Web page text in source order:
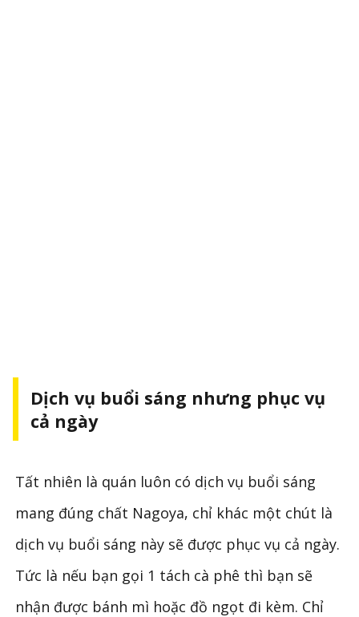
Dịch vụ buổi sáng nhưng phục vụ
cả ngày
Tất nhiên là quán luôn có dịch vụ buổi sáng
mang đúng chất Nagoya, chỉ khác một chút là
dịch vụ buổi sáng này sẽ được phục vụ cả ngày.
Tức là nếu bạn gọi 1 tách cà phê thì bạn sẽ
nhận được bánh mì hoặc đồ ngọt đi kèm. Chỉ